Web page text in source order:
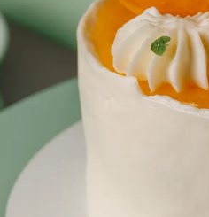
немає уточнень
до кошика